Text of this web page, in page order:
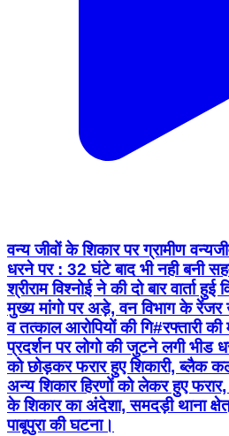
वन्य जीवों के शिकार पर ग्रामीण
धरने पर : 32 घंटे बाद भी नही बनी
श्रीराम विश्नोई ने की दो बार वार्ता
मुख्य मांगो पर अड़े, वन विभाग के रेंजर
व तत्काल आरोपियों की गि#रफ्तारी
प्रदर्शन पर लोगो की जुटने लगी भीड
को छोड़कर फरार हुए शिकारी, ब्लैक
अन्य शिकार हिरणों को लेकर हुए
के शिकार का अंदेशा, समदड़ी थाना
पाबूपुरा की घटना।